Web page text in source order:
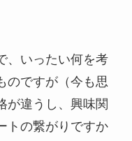
、いったい何を考
のですが（今も思
が違うし、興味関
トの繋がりですか